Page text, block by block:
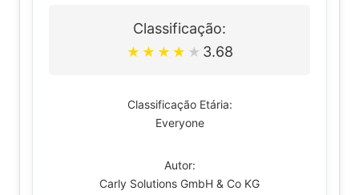
Classificação:
★ ★ ★ ★ ★ 3.68
Classificação Etária:
Everyone
Autor:
Carly Solutions GmbH & Co KG